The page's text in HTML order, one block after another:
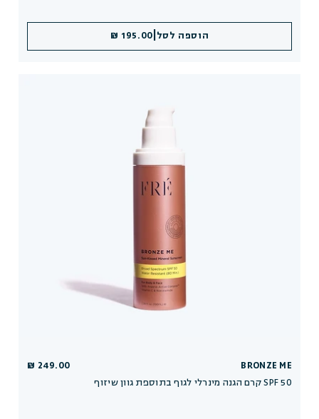
הוספה לסל 195.00 ₪
BRONZE ME
קרם הגנה מינרלי לגוף בתוספת גוון שיזוף SPF 50
249.00 ₪